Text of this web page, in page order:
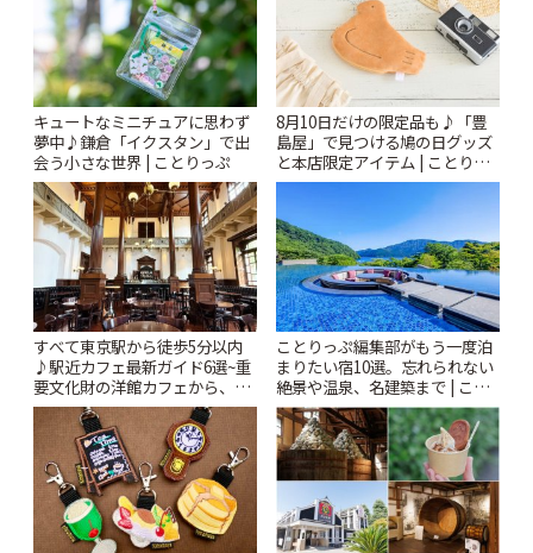
キュートなミニチュアに思わず
夢中♪鎌倉「イクスタン」で出
会う小さな世界 | ことりっぷ
8月10日だけの限定品も♪「豊
島屋」で見つける鳩の日グッズ
と本店限定アイテム | ことりっ
ぷ
すべて東京駅から徒歩5分以内
♪駅近カフェ最新ガイド6選~重
要文化財の洋館カフェから、改
札すぐのレトロ喫茶まで~ | こと
りっぷ
ことりっぷ編集部がもう一度泊
まりたい宿10選。忘れられない
絶景や温泉、名建築まで | こと
りっぷ